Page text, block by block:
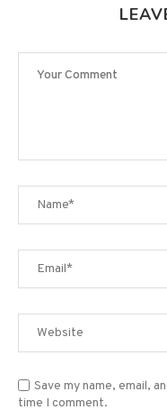
Save my name, email,
time I comment.